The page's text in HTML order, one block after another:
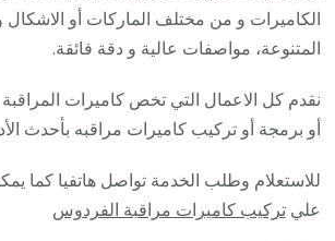
الكاميرات و من مختلف الماركات أو الاشكال
المتنوعة، مواصفات عالية و دقة فائقة.
نقدم كل الاعمال التي تخص كاميرات
أو برمجة أو تركيب كاميرات مراقبه بأحدث
للاستعلام وطلب الخدمة تواصل هاتفيا كما
عليتركيب كاميرات مراقبة الفردوس